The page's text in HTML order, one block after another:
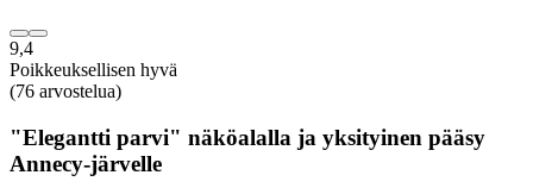
9,4
Poikkeuksellisen hyvä
(76 arvostelua)
"Elegantti parvi" näköalalla ja yksityinen pääsy
Annecy-järvelle